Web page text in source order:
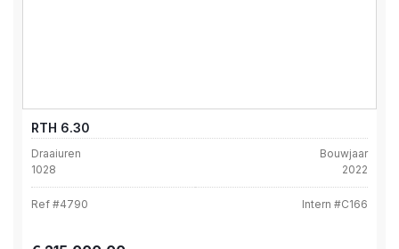
RTH 6.30
Draaiuren
1028
Bouwjaar
2022
Ref #4790 Intern #C166